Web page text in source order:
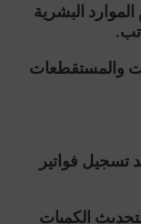
البشرية
والمستقطعات
تسجيل فواتير
الكميات